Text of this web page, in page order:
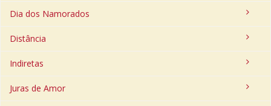
Dia dos Namorados
Distância
Indiretas
Juras de Amor